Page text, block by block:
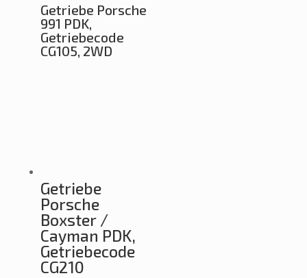
Getriebe Porsche
991 PDK,
Getriebecode
CG105, 2WD
Getriebe
Porsche
Boxster /
Cayman PDK,
Getriebecode
CG210